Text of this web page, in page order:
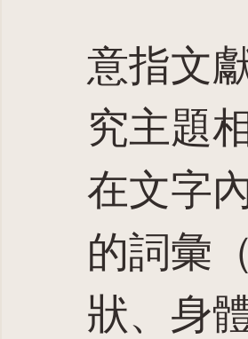
意指文
究主題
在文字
的詞彙
狀、身